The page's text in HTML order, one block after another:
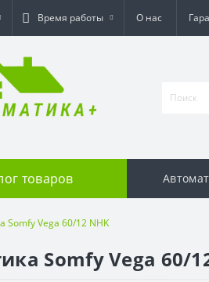
Время работы О нас
товаров
Somfy Vega 60/12 NHK
Somfy Vega 60/